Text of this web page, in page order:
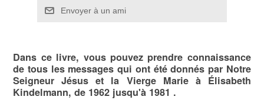
Envoyer à un ami
Dans ce livre, vous pouvez prendre connaissance
de tous les messages qui ont été donnés par Notre
Seigneur Jésus et la Vierge Marie à Élisabeth
Kindelmann, de 1962 jusqu'à 1981 .